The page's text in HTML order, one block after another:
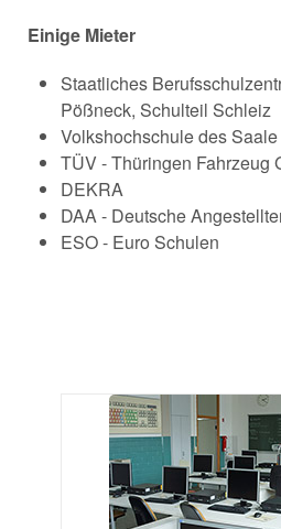
Einige Mieter
Staatliches
Pößneck, Schulteil Schleiz
Volkshochschule des
TÜV - Thüringen Fahrzeug
DEKRA
DAA - Deutsche
ESO - Euro Schulen